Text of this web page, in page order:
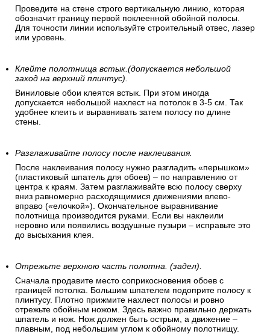
Проведите на стене строго вертикальную линию, которая
обозначит границу первой поклеенной обойной полосы.
Для точности линии используйте строительный отвес, лазер
или уровень.
Клейте полотнища встык.(допускается небольшой
заход на верхний плинтус).
Виниловые обои клеятся встык. При этом иногда
допускается небольшой нахлест на потолок в 3-5 см. Так
удобнее клеить и выравнивать затем полосу по длине
стены.
Разглаживайте полосу после наклеивания.
После наклеивания полосу нужно разгладить «перышком»
(пластиковый шпатель для обоев) – по направлению от
центра к краям. Затем разглаживайте всю полосу сверху
вниз равномерно расходящимися движениями влево-
вправо («елочкой»). Окончательное выравнивание
полотнища производится руками. Если вы наклеили
неровно или появились воздушные пузыри – исправьте это
до высыхания клея.
Отрежьте верхнюю часть полотна. (задел).
Сначала продавите место соприкосновения обоев с
границей потолка. Большим шпателем подоприте полосу к
плинтусу. Плотно прижмите нахлест полосы и ровно
отрежьте обойным ножом. Здесь важно правильно держать
шпатель и нож. Нож должен быть острым, а движение –
плавным, под небольшим углом к обойному полотнищу.